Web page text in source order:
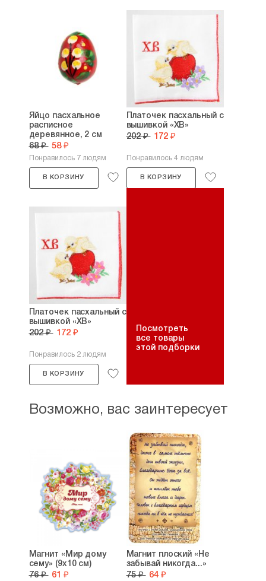
Яйцо пасхальное
расписное
деревянное, 2 см
68 ₽ 58 ₽
Понравилось 7 людям
В КОРЗИНУ
Платочек пасхальный с
вышивкой «ХВ»
202 ₽ 172 ₽
Понравилось 4 людям
В КОРЗИНУ
Платочек пасхальный с
вышивкой «ХВ»
202 ₽ 172 ₽
Понравилось 2 людям
В КОРЗИНУ
Посмотреть
все товары
этой подборки
Возможно, вас заинтересует
Магнит «Мир дому
сему» (9х10 см)
76 ₽ 61 ₽
Магнит плоский «Не
забывай никогда...»
75 ₽ 64 ₽